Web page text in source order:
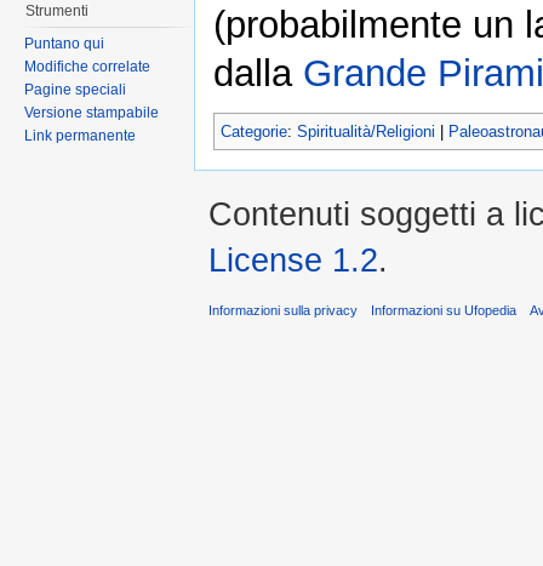
(probabilmente un
dalla Grande
Categorie: Spiritualità/Religioni
Strumenti
Puntano qui
Modifiche correlate
Pagine speciali
Versione stampabile
Link permanente
Contenuti soggetti a
License 1.2.
Informazioni sulla privacy Informazioni su Ufopedia